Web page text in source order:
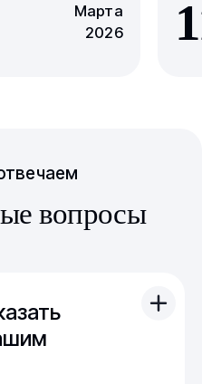
Марта
2026
вопросы